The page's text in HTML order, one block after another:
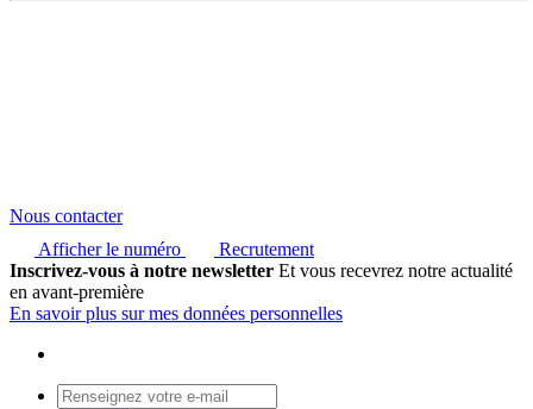
Nous contacter
Afficher le numéro
Recrutement
Inscrivez-vous à notre newsletter Et vous recevrez notre actualité
en avant-première
En savoir plus sur mes données personnelles